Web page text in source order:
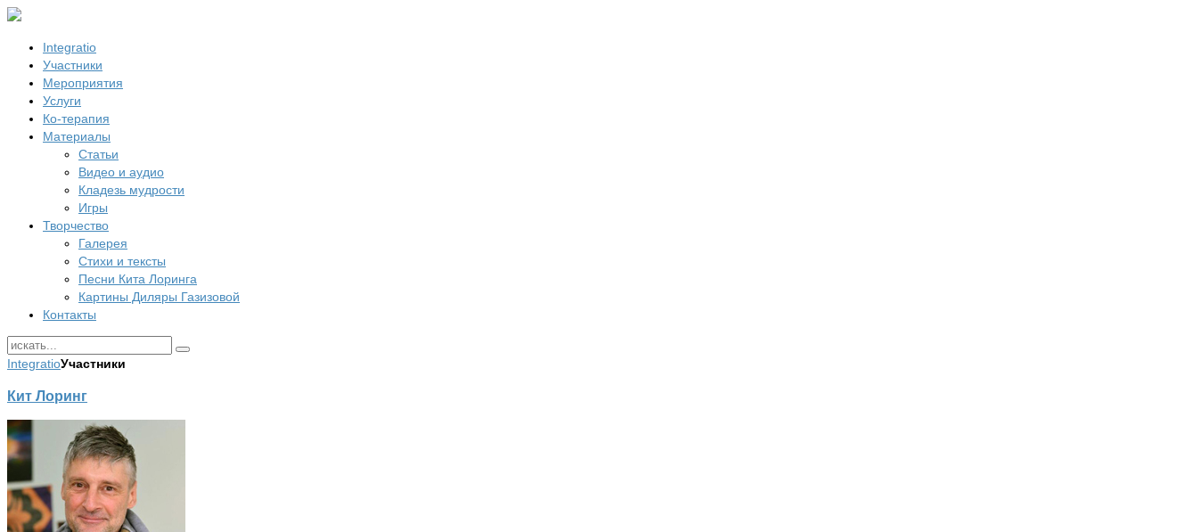
Integratio
Участники
Мероприятия
Услуги
Ко-терапия
Материалы
Статьи
Видео и аудио
Кладезь мудрости
Игры
Творчество
Галерея
Стихи и тексты
Песни Кита Лоринга
Картины Диляры Газизовой
Контакты
IntegratioУчастники
Кит Лоринг